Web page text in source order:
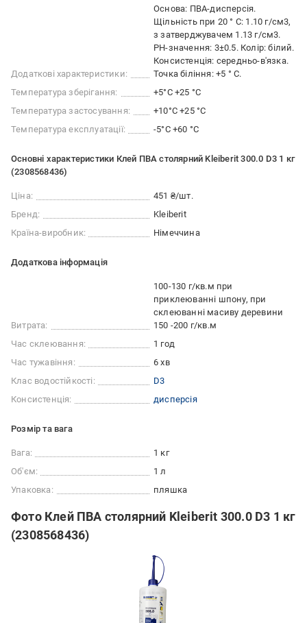
Додаткові характеристики:
Основа: ПВА-дисперсія.
Щільність при 20 ° C: 1.10 г/см3,
з затверджувачем 1.13 г/см3.
PH-значення: 3±0.5. Колір: білий.
Консистенція: середньо-в'язка.
Точка біління: +5 ° C.
Температура зберігання:
+5°C +25 °C
Температура застосування:
+10°C +25 °С
Температура експлуатації:
-5°C +60 °C
Основні характеристики Клей ПВА столярний Kleiberit 300.0 D3 1 кг
(2308568436)
Ціна:
451 ₴/шт.
Бренд:
Kleiberit
Країна-виробник:
Німеччина
Додаткова інформація
Витрата:
100-130 г/кв.м при
приклеюванні шпону, при
склеюванні масиву деревини
150 -200 г/кв.м
Час склеювання:
1 год
Час тужавіння:
6 хв
Клас водостійкості:
D3
Консистенція:
дисперсія
Розмір та вага
Вага:
1 кг
Об'єм:
1 л
Упаковка:
пляшка
Фото Клей ПВА столярний Kleiberit 300.0 D3 1 кг
(2308568436)